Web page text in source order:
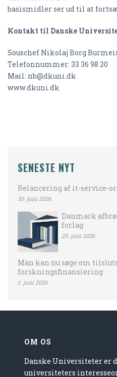
basismidler ser ud til at
Kontakt til Danske
Souschef Nikolaj Borg
Telefonnummer: 33 36 98 20
Mail: nb@dkuni.dk
www.dkuni.dk
SENESTE NYT
Relancering af it-service-
30. juni 2026
Danmark
forlag
29. juni 2026
Man kan nu søge om
forskningsfinansiering
1. juni 2026
OM OS
Danske Universiteter er
universiteters